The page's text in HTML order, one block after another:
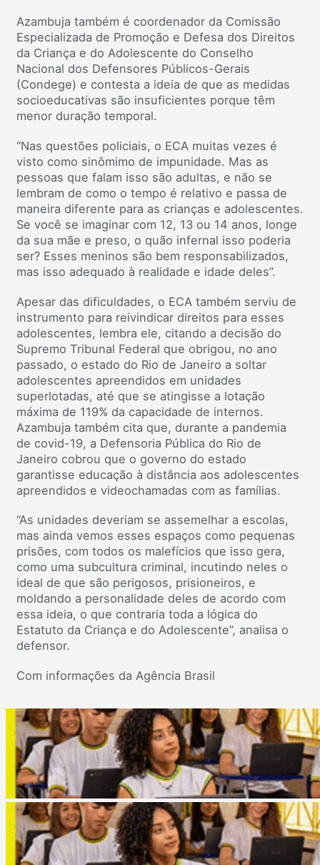
Azambuja também é coordenador da Comissão
Especializada de Promoção e Defesa dos Direitos
da Criança e do Adolescente do Conselho
Nacional dos Defensores Públicos-Gerais
(Condege) e contesta a ideia de que as medidas
socioeducativas são insuficientes porque têm
menor duração temporal.
“Nas questões policiais, o ECA muitas vezes é
visto como sinômimo de impunidade. Mas as
pessoas que falam isso são adultas, e não se
lembram de como o tempo é relativo e passa de
maneira diferente para as crianças e adolescentes.
Se você se imaginar com 12, 13 ou 14 anos, longe
da sua mãe e preso, o quão infernal isso poderia
ser? Esses meninos são bem responsabilizados,
mas isso adequado à realidade e idade deles”.
Apesar das dificuldades, o ECA também serviu de
instrumento para reivindicar direitos para esses
adolescentes, lembra ele, citando a decisão do
Supremo Tribunal Federal que obrigou, no ano
passado, o estado do Rio de Janeiro a soltar
adolescentes apreendidos em unidades
superlotadas, até que se atingisse a lotação
máxima de 119% da capacidade de internos.
Azambuja também cita que, durante a pandemia
de covid-19, a Defensoria Pública do Rio de
Janeiro cobrou que o governo do estado
garantisse educação à distância aos adolescentes
apreendidos e videochamadas com as famílias.
“As unidades deveriam se assemelhar a escolas,
mas ainda vemos esses espaços como pequenas
prisões, com todos os malefícios que isso gera,
como uma subcultura criminal, incutindo neles o
ideal de que são perigosos, prisioneiros, e
moldando a personalidade deles de acordo com
essa ideia, o que contraria toda a lógica do
Estatuto da Criança e do Adolescente”, analisa o
defensor.
Com informações da Agência Brasil